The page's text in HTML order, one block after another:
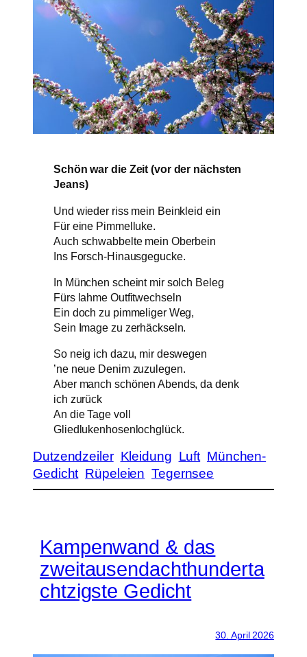
Schön war die Zeit (vor der nächsten
Jeans)
Und wieder riss mein Beinkleid ein
Für eine Pimmelluke.
Auch schwabbelte mein Oberbein
Ins Forsch-Hinausgegucke.
In München scheint mir solch Beleg
Fürs lahme Outfitwechseln
Ein doch zu pimmeliger Weg,
Sein Image zu zerhäckseln.
So neig ich dazu, mir deswegen
’ne neue Denim zuzulegen.
Aber manch schönen Abends, da denk
ich zurück
An die Tage voll
Gliedlukenhosenlochglück.
Dutzendzeiler Kleidung Luft München-
Gedicht Rüpeleien Tegernsee
Kampenwand & das
zweitausendachthunderta
chtzigste Gedicht
30. April 2026